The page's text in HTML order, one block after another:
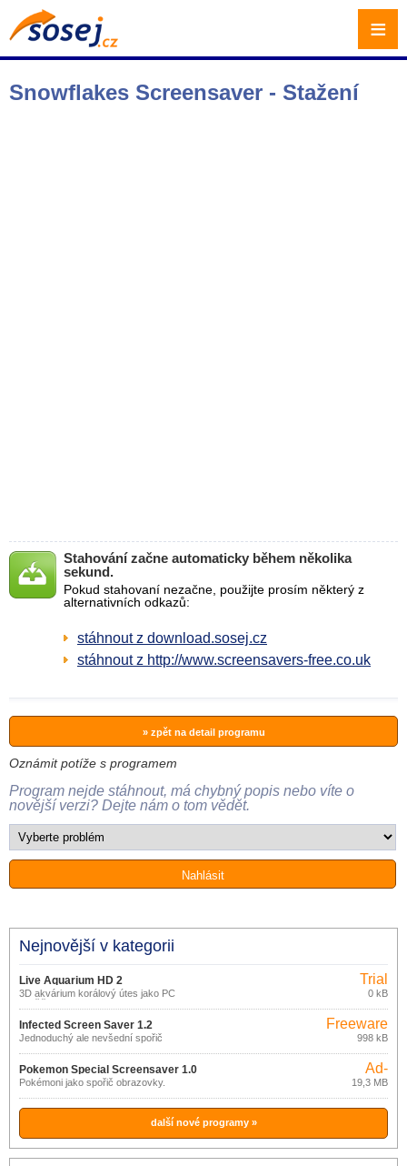
Snowflakes Screensaver - Stažení
Stahování začne automaticky během několika
sekund.
Pokud stahovaní nezačne, použijte prosím některý z
alternativních odkazů:
stáhnout z download.sosej.cz
stáhnout z http://www.screensavers-free.co.uk
» zpět na detail programu
Oznámit potíže s programem
Program nejde stáhnout, má chybný popis nebo víte o
novější verzi? Dejte nám o tom vědět.
Nejnovější v kategorii
Live Aquarium HD 2
3D akvárium korálový útes jako PC
spořič obrazovky
Trial
0 kB
Infected Screen Saver 1.2
Jednoduchý ale nevšední spořič
Freeware
998 kB
Pokemon Special Screensaver 1.0
Pokémoni jako spořič obrazovky.
Ad-
supported
19,3 MB
další nové programy »
≡